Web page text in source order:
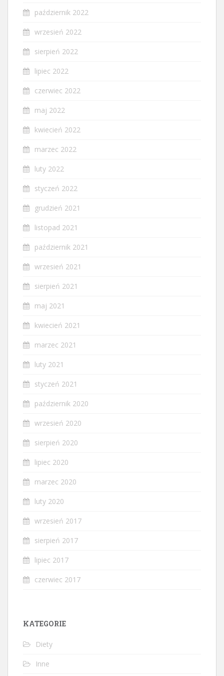
październik 2022
wrzesień 2022
sierpień 2022
lipiec 2022
czerwiec 2022
maj 2022
kwiecień 2022
marzec 2022
luty 2022
styczeń 2022
grudzień 2021
listopad 2021
październik 2021
wrzesień 2021
sierpień 2021
maj 2021
kwiecień 2021
marzec 2021
luty 2021
styczeń 2021
październik 2020
wrzesień 2020
sierpień 2020
lipiec 2020
marzec 2020
luty 2020
wrzesień 2017
sierpień 2017
lipiec 2017
czerwiec 2017
KATEGORIE
Diety
Inne